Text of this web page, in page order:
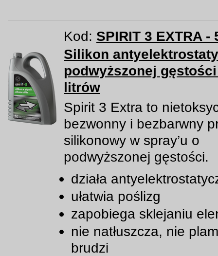
Kod: SPIRIT 3 EXTRA -
Silikon
podwyższonej
litrów
Spirit 3 Extra to
bezwonny i bezbarwny
silikonowy w spray’u o
podwyższonej gęstości.
działa
ułatwia poślizg
zapobiega sklejaniu
nie natłuszcza, nie
brudzi